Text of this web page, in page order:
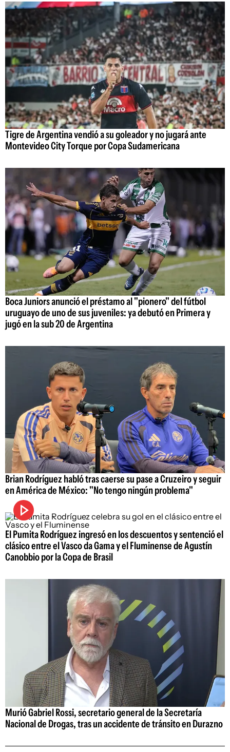
Tigre de Argentina vendió a su goleador y no jugará ante
Montevideo City Torque por Copa Sudamericana
Boca Juniors anunció el préstamo al "pionero" del fútbol
uruguayo de uno de sus juveniles: ya debutó en Primera y
jugó en la sub 20 de Argentina
Brian Rodríguez habló tras caerse su pase a Cruzeiro y seguir
en América de México: "No tengo ningún problema"
El Pumita Rodríguez ingresó en los descuentos y sentenció el
clásico entre el Vasco da Gama y el Fluminense de Agustín
Canobbio por la Copa de Brasil
Murió Gabriel Rossi, secretario general de la Secretaría
Nacional de Drogas, tras un accidente de tránsito en Durazno